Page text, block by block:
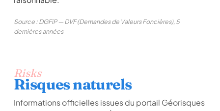
Source : DGFiP — DVF (Demandes de Valeurs Foncières), 5
dernières années
Risks
Risques naturels
Informations officielles issues du portail Géorisques